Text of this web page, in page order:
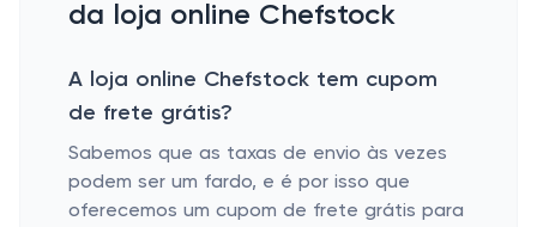
da loja online Chefstock
A loja online Chefstock tem cupom
de frete grátis?
Sabemos que as taxas de envio às vezes
podem ser um fardo, e é por isso que
oferecemos um cupom de frete grátis para